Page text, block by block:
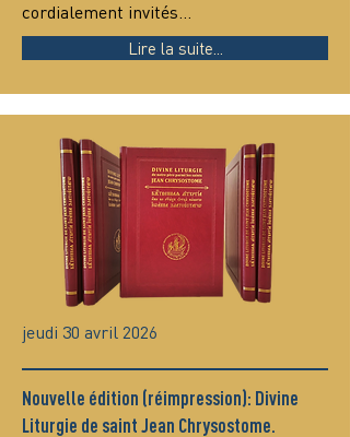
cordialement invités…
Lire la suite...
jeudi 30 avril 2026
Nouvelle édition (réimpression): Divine
Liturgie de saint Jean Chrysostome.